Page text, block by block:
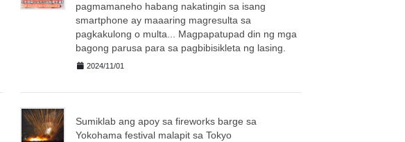
pagmamaneho habang nakatingin sa isang
smartphone ay maaaring magresulta sa
pagkakulong o multa... Magpapatupad din ng mga
bagong parusa para sa pagbibisikleta ng lasing.
2024/11/01
Sumiklab ang apoy sa fireworks barge sa
Yokohama festival malapit sa Tokyo